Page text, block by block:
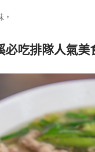
必吃排隊人氣美